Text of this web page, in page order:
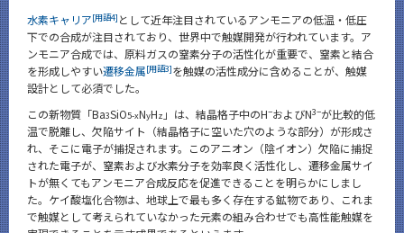
水素キャリア[用語4] として近年注目されているアンモニアの低温・低圧
下での合成が注目されており、世界中で触媒開発が行われています。ア
ンモニア合成では、原料ガスの窒素分子の活性化が重要で、窒素と結合
を形成しやすい遷移金属[用語3]を触媒の活性成分に含めることが、触媒
設計として必須でした。
この新物質「Ba3SiO5-xNyHz 」は、結晶格子中のH−およびN3−が比較的低
温で脱離し、欠陥サイト（結晶格子に空いた穴のような部分）が形成さ
れ、そこに電子が捕捉されます。このアニオン（陰イオン）欠陥に捕捉
された電子が、窒素および水素分子を効率良く活性化し、遷移金属サイ
トが無くてもアンモニア合成反応を促進できることを明らかにしまし
た。ケイ酸塩化合物は、地球上で最も多く存在する鉱物であり、これま
で触媒として考えられていなかった元素の組み合わせでも高性能触媒を